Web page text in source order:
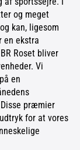
og meget
kan, ligesom
en ekstra
Roset bliver
Vi
en
Disse præmier
for at vores